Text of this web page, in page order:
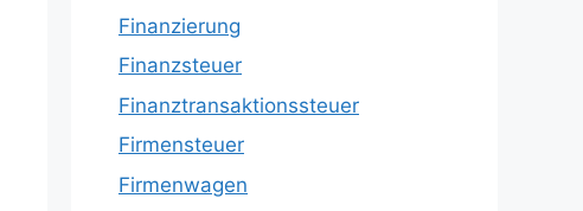
Finanzierung
Finanzsteuer
Finanztransaktionssteuer
Firmensteuer
Firmenwagen